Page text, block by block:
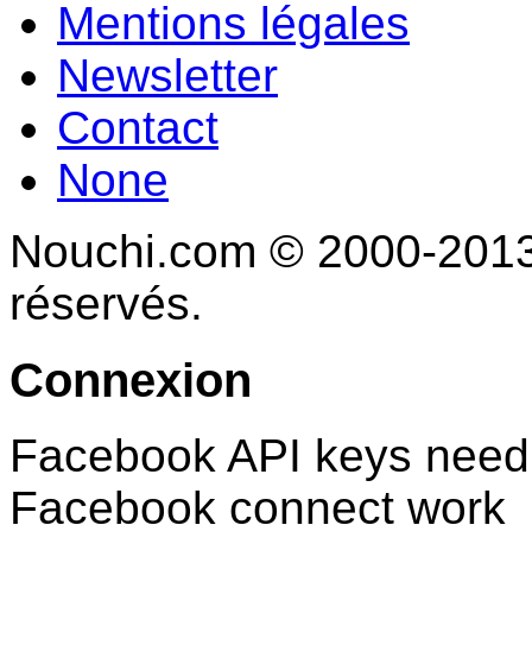
Mentions légales
Newsletter
Contact
None
Nouchi.com © 2000-
réservés.
Connexion
Facebook API keys
Facebook connect work